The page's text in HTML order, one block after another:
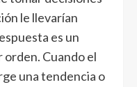
le llevarían
es un
Cuando el
una tendencia o